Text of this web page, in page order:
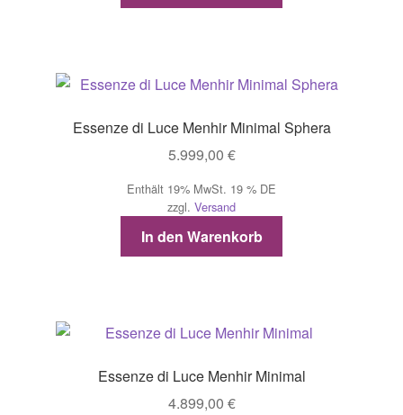
Essenze di Luce Menhir Minimal Sphera
5.999,00 €
Enthält 19% MwSt. 19 % DE
zzgl. Versand
In den Warenkorb
Essenze di Luce Menhir Minimal
4.899,00 €